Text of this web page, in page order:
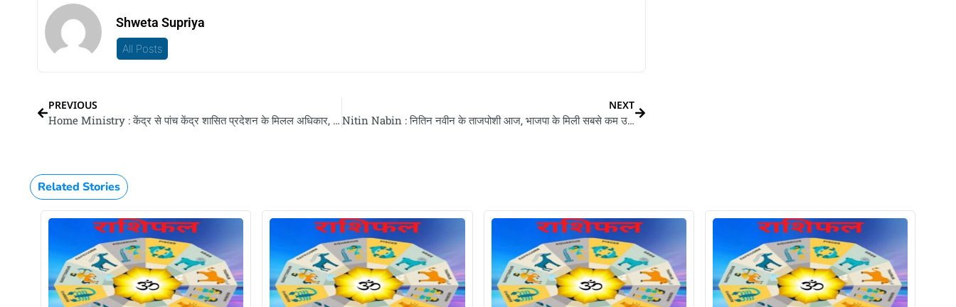
Shweta Supriya
All Posts
PREVIOUS
Home Ministry : केंद्र से पांच केंद्र शासित प्रदेशन के मिलल अधिकार, अब औषधि-जादुई उपचार कानून के तहत होई कार्रवाई
NEXT
Nitin Nabin : नितिन नवीन के ताजपोशी आज, भाजपा के मिली सबसे कम उमर वाला राष्ट्रीय अध्यक्ष
Related Stories